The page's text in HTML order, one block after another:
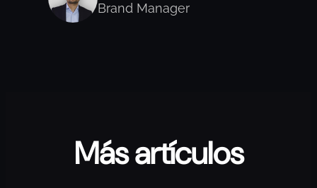
Brand Manager
Más artículos